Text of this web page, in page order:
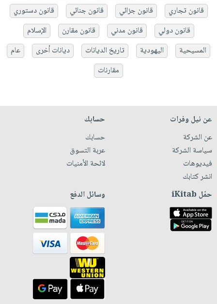
قانون تجاري
قانون جزائي قانون جنائي
قانون دستوري
قانون دولي
قانون مدني قانون مقارن
الإسلام
المسيحية
اليهودية تاريخ الديانات ديانات أخرى
عام
مقارنات
عن نيل وفرات
عن الشركة
سياسة الشركة
فيديوهات
انشر كتابك
حسابك
حسابك
عربة التسوق
لائحة الأمنيات
حمّل iKitab وسائل الدفع